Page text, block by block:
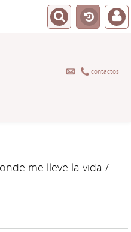
contactos
me lleve la vida /